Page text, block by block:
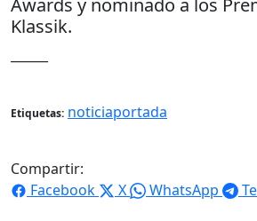
Klassik.
Etiquetas: noticiaportada
Compartir:
Facebook
X WhatsApp